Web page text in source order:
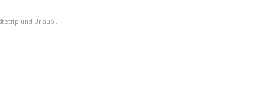
und Urlaub ...